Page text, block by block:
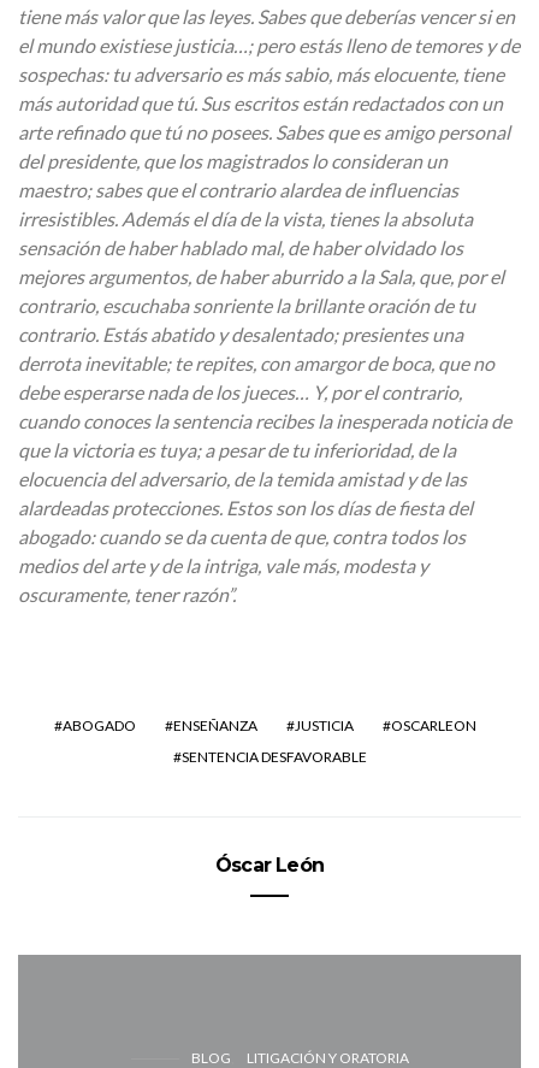
tiene más valor que las leyes. Sabes que deberías vencer si en
el mundo existiese justicia…; pero estás lleno de temores y de
sospechas: tu adversario es más sabio, más elocuente, tiene
más autoridad que tú. Sus escritos están redactados con un
arte refinado que tú no posees. Sabes que es amigo personal
del presidente, que los magistrados lo consideran un
maestro; sabes que el contrario alardea de influencias
irresistibles. Además el día de la vista, tienes la absoluta
sensación de haber hablado mal, de haber olvidado los
mejores argumentos, de haber aburrido a la Sala, que, por el
contrario, escuchaba sonriente la brillante oración de tu
contrario. Estás abatido y desalentado; presientes una
derrota inevitable; te repites, con amargor de boca, que no
debe esperarse nada de los jueces… Y, por el contrario,
cuando conoces la sentencia recibes la inesperada noticia de
que la victoria es tuya; a pesar de tu inferioridad, de la
elocuencia del adversario, de la temida amistad y de las
alardeadas protecciones. Estos son los días de fiesta del
abogado: cuando se da cuenta de que, contra todos los
medios del arte y de la intriga, vale más, modesta y
oscuramente, tener razón”.
ABOGADO ENSEÑANZA JUSTICIA
OSCARLEON
SENTENCIA DESFAVORABLE
Óscar León
BLOG LITIGACIÓN Y ORATORIA